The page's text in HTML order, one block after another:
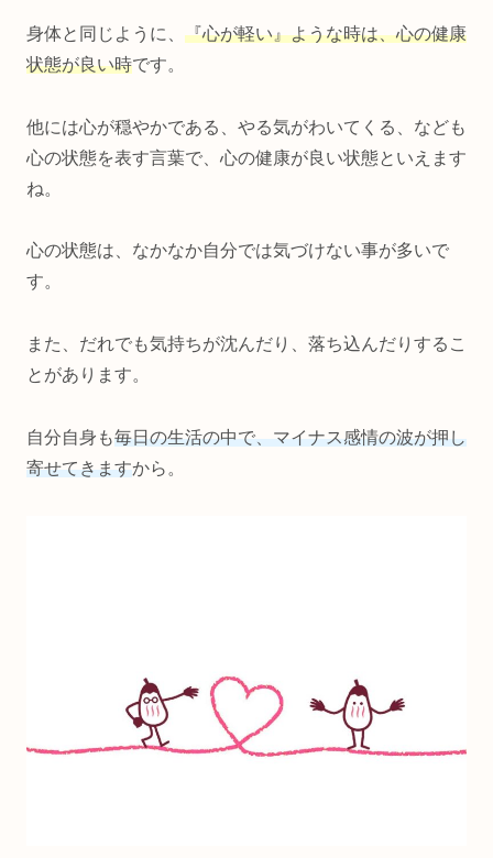
身体と同じように、 『心が軽い』ような時は、心の健康
状態が良い時です。
他には心が穏やかである、やる気がわいてくる、なども
心の状態を表す言葉で、心の健康が良い状態といえます
ね。
心の状態は、なかなか自分では気づけない事が多いで
す。
また、だれでも気持ちが沈んだり、落ち込んだりするこ
とがあります。
自分自身も毎日の生活の中で、マイナス感情の波が押し
寄せてきますから。